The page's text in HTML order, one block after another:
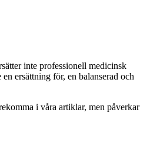
inte professionell medicinsk
ersättning för, en balanserad och
i våra artiklar, men påverkar